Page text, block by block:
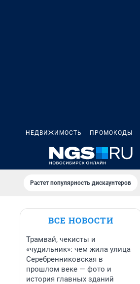
НЕДВИЖИМОСТЬ ПРОМОКОДЫ
Растет популярность дискаунтеров
ВСЕ НОВОСТИ
Трамвай, чекисты и
«чудильник»: чем жила улица
Серебренниковская в
прошлом веке — фото и
история главных зданий